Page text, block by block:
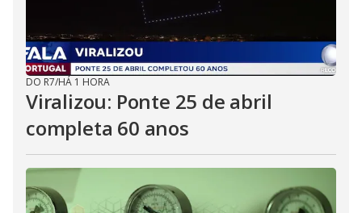
DO R7/HÁ 1 HORA
Viralizou: Ponte 25 de abril
completa 60 anos